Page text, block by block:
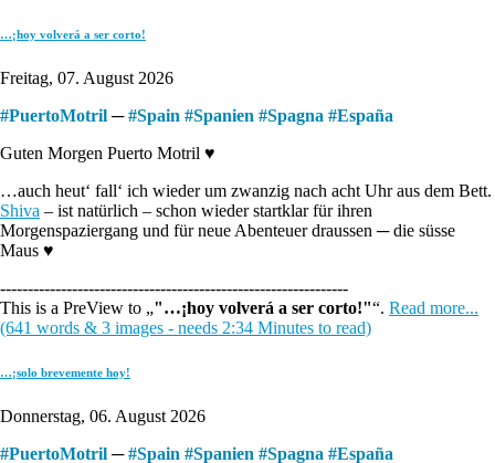
…¡hoy volverá a ser corto!
Freitag, 07. August 2026
#PuertoMotril ─#Spain #Spanien #Spagna #España
Guten Morgen Puerto Motril ♥
…auch heut‘ fall‘ ich wieder um zwanzig nach acht Uhr aus dem Bett.
Shiva – ist natürlich – schon wieder startklar für ihren
Morgenspaziergang und für neue Abenteuer draussen ─ die süsse
Maus ♥
---------------------------------------------------------------
This is a PreView to
"…¡hoy volverá a ser corto!" . Read more...
(641 words & 3 images - needs 2:34 Minutes to read)
…¡solo brevemente hoy!
Donnerstag, 06. August 2026
#PuertoMotril ─#Spain #Spanien #Spagna #España